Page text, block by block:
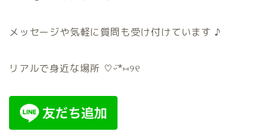
メッセージや気軽に質問も受け付けています ♪
リアルで身近な場所 ♡ᵕ̈*⑅୨୧